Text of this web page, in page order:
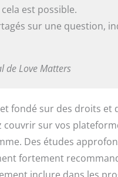
est possible.
sur une question,
de Love Matters
fondé sur des droits et
couvrir sur vos
Des études
fortement